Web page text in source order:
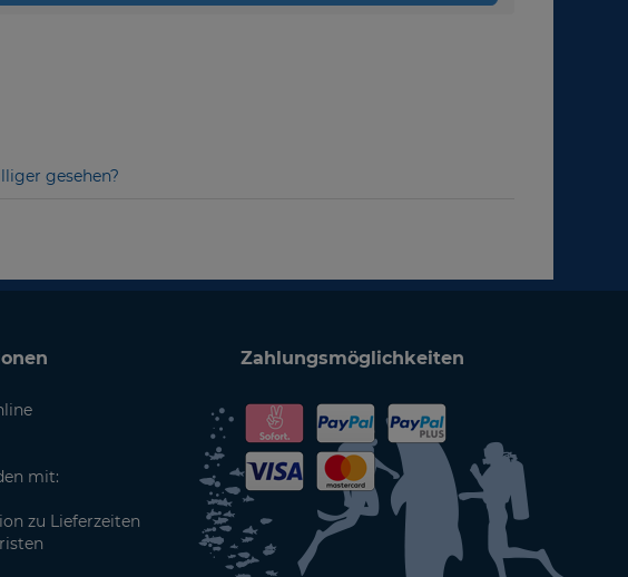
gesehen?
mit:
zu Lieferzeiten
Zahlungsmöglichkeiten